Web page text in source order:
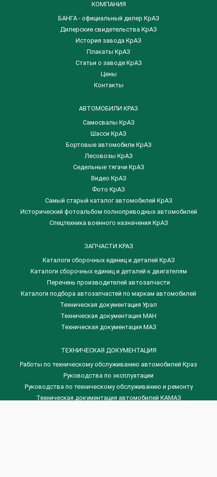
КОМПАНИЯ
БАНГА - официальный дилер КрАЗ
Дилерские свидетельства КрАЗ
История завода КрАЗ
Плакаты КрАЗ
Статьи о заводе КрАЗ
Цены
Контакты
АВТОМОБИЛИ КРАЗ
Самосвалы КрАЗ
Шасси КрАЗ
Бортовые автомобили КрАЗ
Лесовозы КрАЗ
Седельные тягачи КрАЗ
Видео КрАЗ
Фото КрАЗ
Самый старый каталог автомобилей КрАЗ
Исторический фотоальбом полноприводных автомобилей
Спецтехника военного назначения КрАЗ
ЗАПЧАСТИ КРАЗ
Каталоги сборочных единиц и деталей КрАЗ
​Каталоги сборочных единиц и деталей к двигателям
Перечень производителей автозапчасти
Каталоги подбора автозапчастей по маркам автомобилей
Техническая документация Урал
Техническая документация МАН
Техническая документация МАЗ
ТЕХНИЧЕСКАЯ ДОКУМЕНТАЦИЯ
Работы по техническому обслуживанию автомобилей Краз
Руководства по эксплуатации
Руководства по техническому обслуживанию и ремонту
Техническая документация автомобилей КАМАЗ